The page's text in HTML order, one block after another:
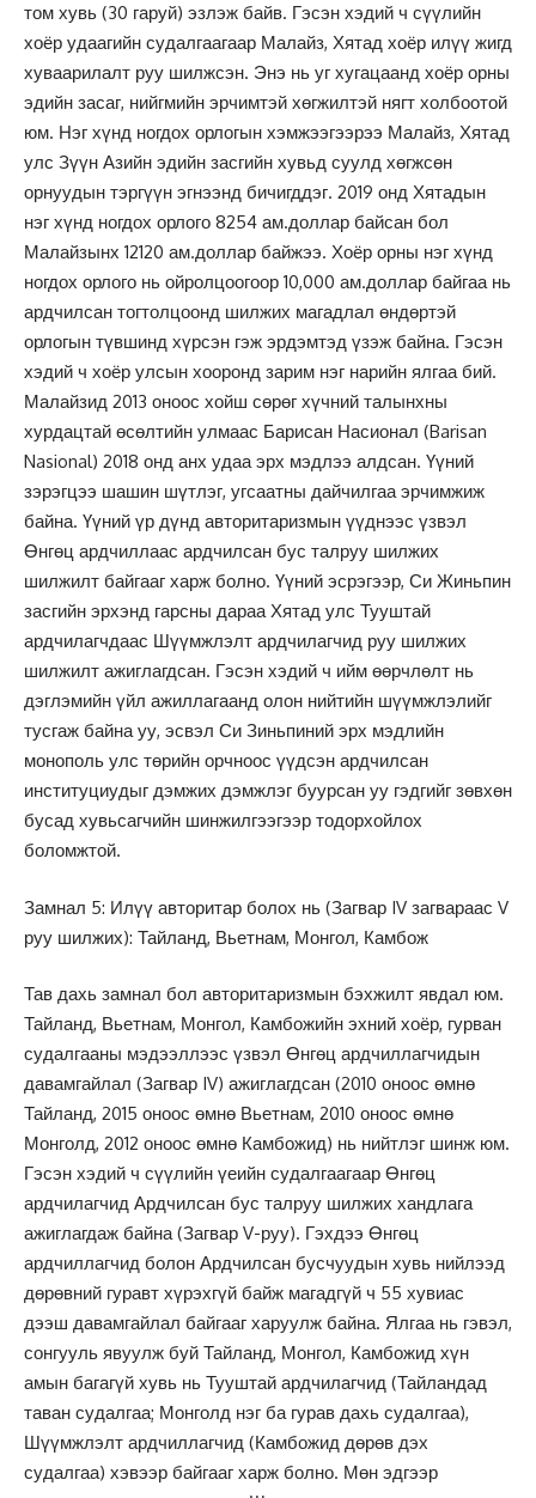
том хувь (30 гаруй) эзлэж байв. Гэсэн хэдий ч сүүлийн
хоёр удаагийн судалгаагаар Малайз, Хятад хоёр илүү жигд
хуваарилалт руу шилжсэн. Энэ нь уг хугацаанд хоёр орны
эдийн засаг, нийгмийн эрчимтэй хөгжилтэй нягт холбоотой
юм. Нэг хүнд ногдох орлогын хэмжээгээрээ Малайз, Хятад
улс Зүүн Азийн эдийн засгийн хувьд суулд хөгжсөн
орнуудын тэргүүн эгнээнд бичигддэг. 2019 онд Хятадын
нэг хүнд ногдох орлого 8254 ам.доллар байсан бол
Малайзынх 12120 ам.доллар байжээ. Хоёр орны нэг хүнд
ногдох орлого нь ойролцоогоор 10,000 ам.доллар байгаа нь
ардчилсан тогтолцоонд шилжих магадлал өндөртэй
орлогын түвшинд хүрсэн гэж эрдэмтэд үзэж байна. Гэсэн
хэдий ч хоёр улсын хооронд зарим нэг нарийн ялгаа бий.
Малайзид 2013 оноос хойш сөрөг хүчний талынхны
хурдацтай өсөлтийн улмаас Барисан Насионал (Barisan
Nasional) 2018 онд анх удаа эрх мэдлээ алдсан. Үүний
зэрэгцээ шашин шүтлэг, угсаатны дайчилгаа эрчимжиж
байна. Үүний үр дүнд авторитаризмын үүднээс үзвэл
Өнгөц ардчиллаас ардчилсан бус талруу шилжих
шилжилт байгааг харж болно. Үүний эсрэгээр, Си Жиньпин
засгийн эрхэнд гарсны дараа Хятад улс Тууштай
ардчилагчдаас Шүүмжлэлт ардчилагчид руу шилжих
шилжилт ажиглагдсан. Гэсэн хэдий ч ийм өөрчлөлт нь
дэглэмийн үйл ажиллагаанд олон нийтийн шүүмжлэлийг
тусгаж байна уу, эсвэл Си Зиньпиний эрх мэдлийн
монополь улс төрийн орчноос үүдсэн ардчилсан
институциудыг дэмжих дэмжлэг буурсан уу гэдгийг зөвхөн
бусад хувьсагчийн шинжилгээгээр тодорхойлох
боломжтой.
Замнал 5: Илүү авторитар болох нь (Загвар IV загвараас V
руу шилжих): Тайланд, Вьетнам, Монгол, Камбож
Тав дахь замнал бол авторитаризмын бэхжилт явдал юм.
Тайланд, Вьетнам, Монгол, Камбожийн эхний хоёр, гурван
судалгааны мэдээллээс үзвэл Өнгөц ардчиллагчидын
давамгайлал (Загвар IV) ажиглагдсан (2010 оноос өмнө
Тайланд, 2015 оноос өмнө Вьетнам, 2010 оноос өмнө
Монголд, 2012 оноос өмнө Камбожид) нь нийтлэг шинж юм.
Гэсэн хэдий ч сүүлийн үеийн судалгаагаар Өнгөц
ардчилагчид Ардчилсан бус талруу шилжих хандлага
ажиглагдаж байна (Загвар V-руу). Гэхдээ Өнгөц
ардчиллагчид болон Ардчилсан бусчуудын хувь нийлээд
дөрөвний гуравт хүрэхгүй байж магадгүй ч 55 хувиас
дээш давамгайлал байгааг харуулж байна. Ялгаа нь гэвэл,
сонгууль явуулж буй Тайланд, Монгол, Камбожид хүн
амын багагүй хувь нь Тууштай ардчилагчид (Тайландад
таван судалгаа; Монголд нэг ба гурав дахь судалгаа),
Шүүмжлэлт ардчиллагчид (Камбожид дөрөв дэх
судалгаа) хэвээр байгааг харж болно. Мөн эдгээр